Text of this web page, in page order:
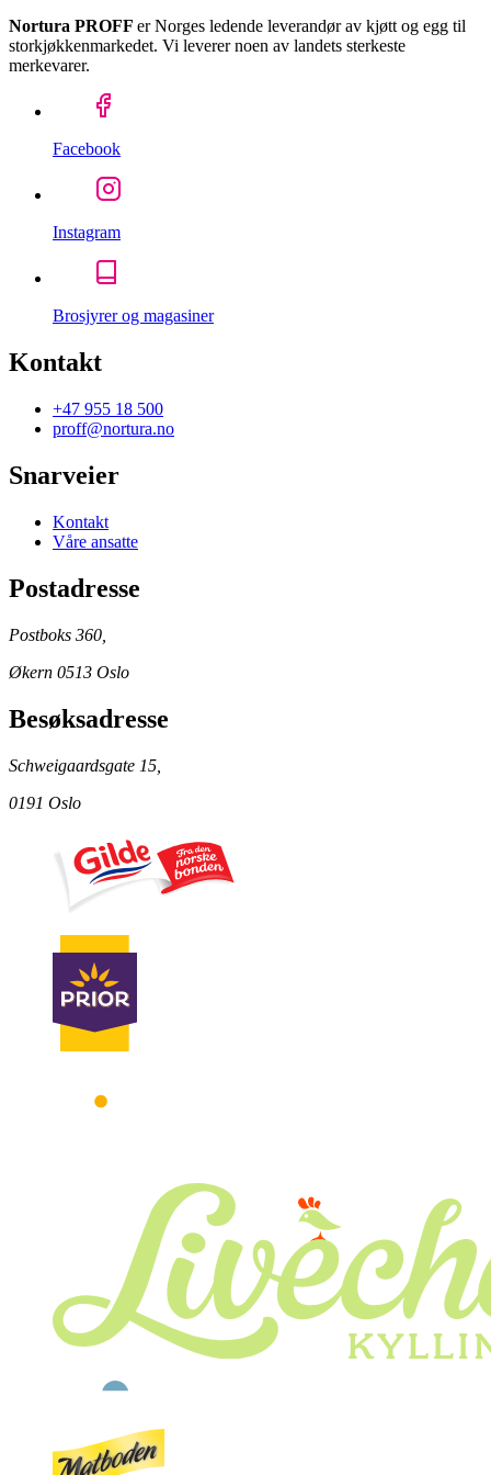
Nortura PROFF er Norges ledende leverandør av kjøtt og egg til
storkjøkkenmarkedet. Vi leverer noen av landets sterkeste
merkevarer.
Facebook
Instagram
Brosjyrer og magasiner
Kontakt
+47 955 18 500
proff@nortura.no
Snarveier
Kontakt
Våre ansatte
Postadresse
Postboks 360,
Økern 0513 Oslo
Besøksadresse
Schweigaardsgate 15,
0191 Oslo